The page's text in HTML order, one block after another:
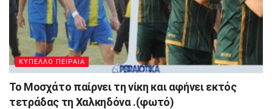
ΚΥΠΕΛΛΟ ΠΕΙΡΑΙΑ
Το Μοσχάτο παίρνει τη νίκη και αφήνει εκτός
τετράδας τη Χαλκηδόνα .(φωτό)